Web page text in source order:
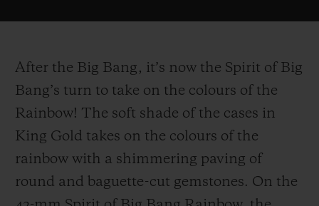
After the Big Bang, it’s now the Spirit of Big
Bang’s turn to take on the colours of the
Rainbow! The soft shade of the cases in
King Gold takes on the colours of the
rainbow with a shimmering paving of
round and baguette-cut gemstones. On the